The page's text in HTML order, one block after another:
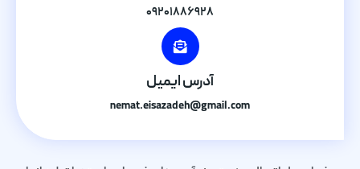
۰۹۲۰۱۸۸۶۹۲۸
آدرس ایمیل
nemat.eisazadeh@gmail.com